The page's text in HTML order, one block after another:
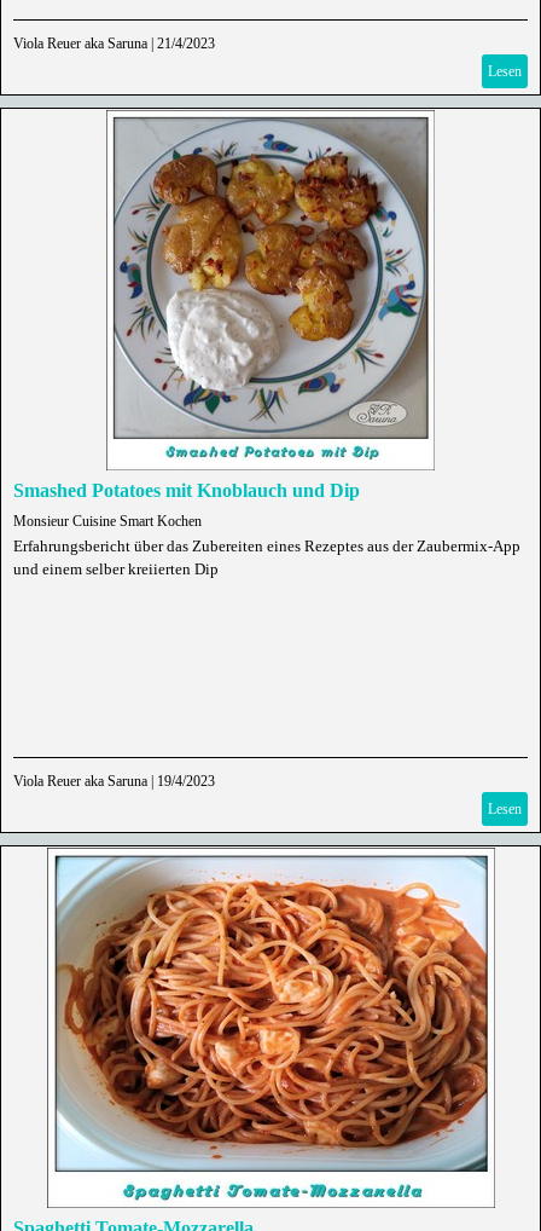
Viola Reuer aka Saruna 21/4/2023
Lesen
Smashed Potatoes mit Knoblauch und Dip
Monsieur Cuisine Smart Kochen
Erfahrungsbericht über das Zubereiten eines Rezeptes aus der Zaubermix-App
und einem selber kreiierten Dip
Viola Reuer aka Saruna
19/4/2023
Lesen